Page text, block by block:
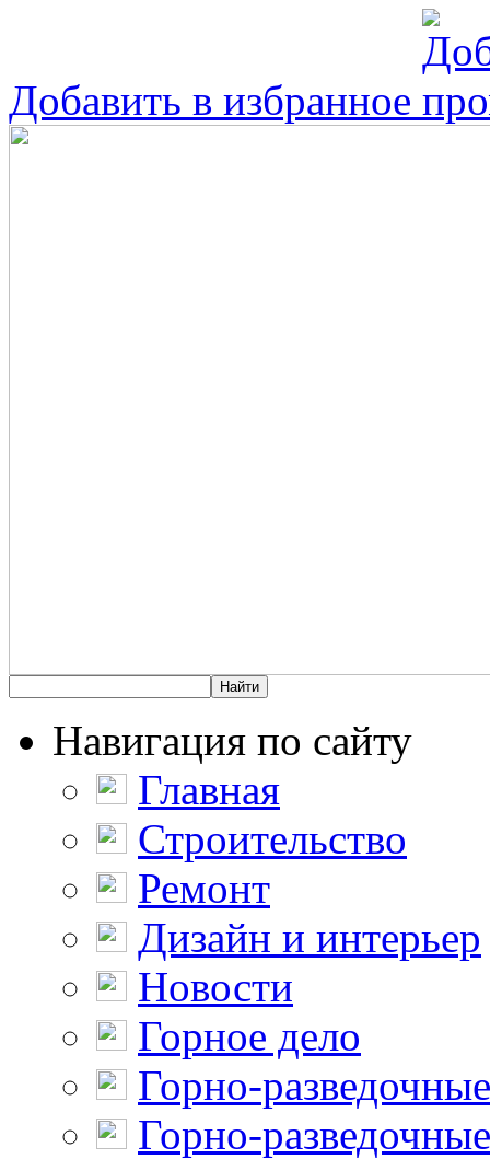
Добавить в избранное
Навигация по сайту
Главная
Строительство
Ремонт
Дизайн и интерьер
Новости
Горное дело
Горно-
Горно-